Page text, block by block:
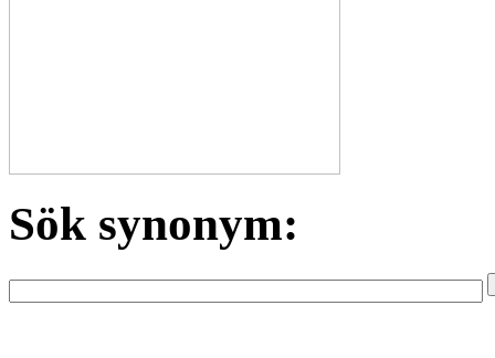
Sök synonym: